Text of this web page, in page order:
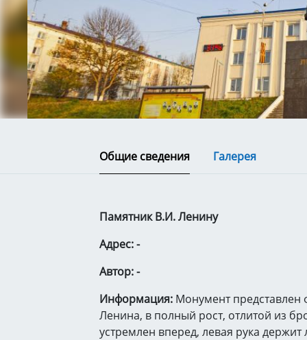
Общие сведения Галерея
Памятник В.И. Ленину
Адрес: -
Автор: -
Информация: Монумент представлен
Ленина, в полный рост, отлитой из
устремлен вперед, левая рука держит